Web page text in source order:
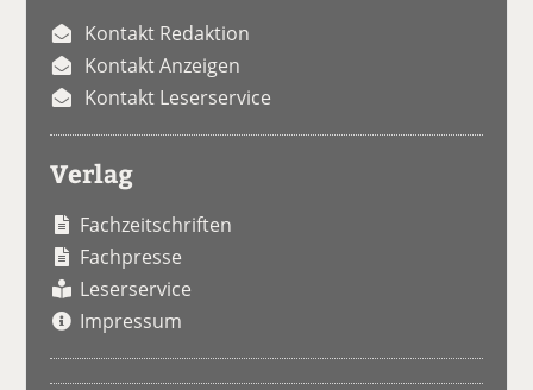
Kontakt Redaktion
Kontakt Anzeigen
Kontakt Leserservice
Verlag
Fachzeitschriften
Fachpresse
Leserservice
Impressum